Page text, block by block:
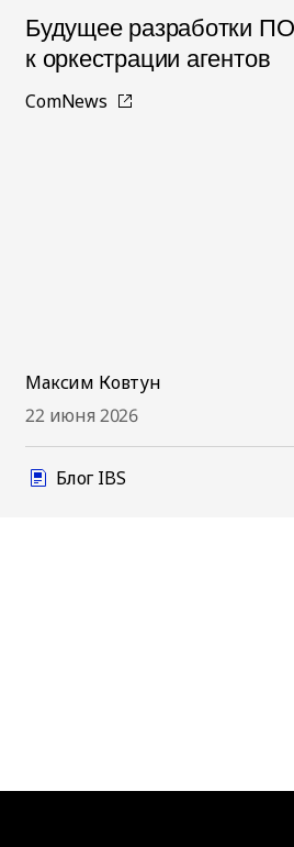
Будущее разработки
к оркестрации агентов
ComNews
Максим Ковтун
22 июня 2026
Блог IBS